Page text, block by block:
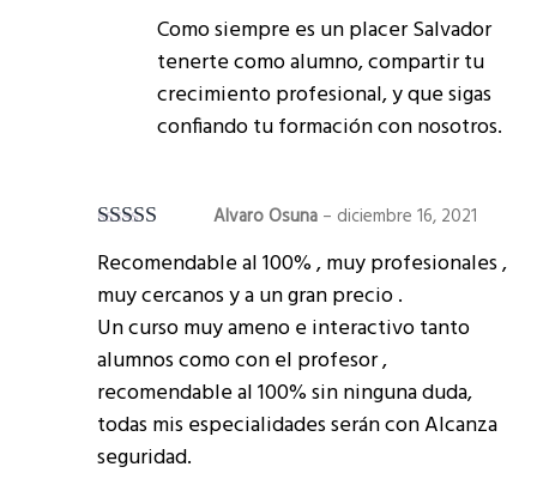
Como siempre es un placer Salvador
tenerte como alumno, compartir tu
crecimiento profesional, y que sigas
confiando tu formación con nosotros.
5de 5
Alvaro Osuna – diciembre 16, 2021
Recomendable al 100% , muy profesionales ,
muy cercanos y a un gran precio .
Un curso muy ameno e interactivo tanto
alumnos como con el profesor ,
recomendable al 100% sin ninguna duda,
todas mis especialidades serán con Alcanza
seguridad.